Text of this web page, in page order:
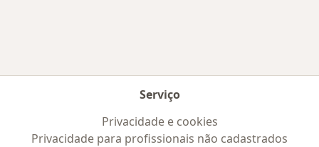
Serviço
Privacidade e cookies
Privacidade para profissionais não cadastrados